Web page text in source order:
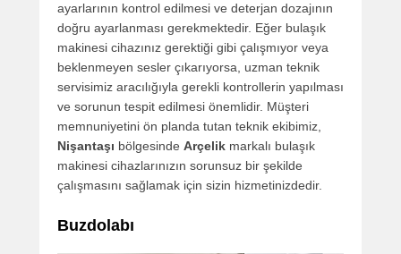
ayarlarının kontrol edilmesi ve deterjan dozajının
doğru ayarlanması gerekmektedir. Eğer bulaşık
makinesi cihazınız gerektiği gibi çalışmıyor veya
beklenmeyen sesler çıkarıyorsa, uzman teknik
servisimiz aracılığıyla gerekli kontrollerin yapılması
ve sorunun tespit edilmesi önemlidir. Müşteri
memnuniyetini ön planda tutan teknik ekibimiz,
Nişantaşı bölgesinde Arçelik markalı bulaşık
makinesi cihazlarınızın sorunsuz bir şekilde
çalışmasını sağlamak için sizin hizmetinizdedir.
Buzdolabı